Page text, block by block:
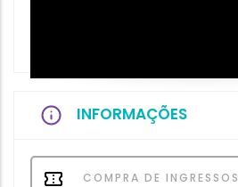
INFORMAÇÕES
COMPRA DE INGRESSOS